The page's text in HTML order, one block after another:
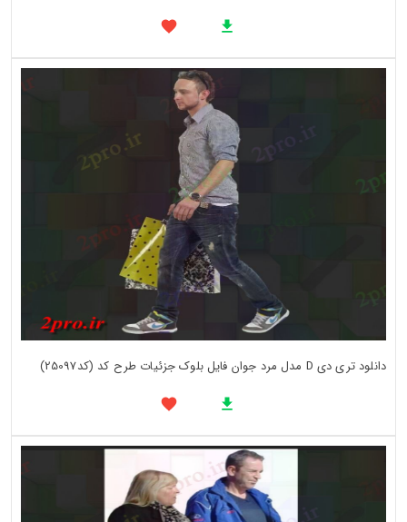
دانلود تری دی D مدل مرد جوان فایل بلوک جزئیات طرح کد (کد25097)